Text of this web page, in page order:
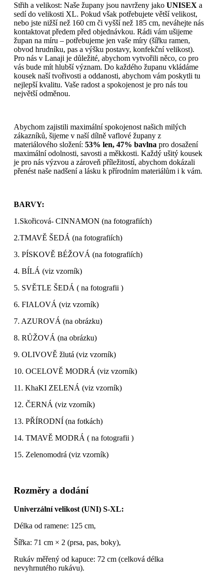
Střih a velikost: Naše župany jsou navrženy jako UNISEX a
sedí do velikosti XL. Pokud však potřebujete větší velikost,
nebo jste nižší než 160 cm či vyšší než 185 cm, neváhejte nás
kontaktovat předem před objednávkou. Rádi vám ušijeme
župan na míru – potřebujeme jen vaše míry (šířku ramen,
obvod hrudníku, pas a výšku postavy, konfekční velikost).
Pro nás v Lanaji je důležité, abychom vytvořili něco, co pro
vás bude mít hlubší význam. Do každého županu vkládáme
kousek naší tvořivosti a oddanosti, abychom vám poskytli tu
nejlepší kvalitu. Vaše radost a spokojenost je pro nás tou
největší odměnou.
Abychom zajistili maximální spokojenost našich milých
zákazníků, šijeme v naší dílně vaflové župany z
materiálového složení: 53% len, 47% bavlna pro dosažení
maximální odolnosti, savosti a měkkosti. Každý ušitý kousek
je pro nás výzvou a zároveň příležitostí, abychom dokázali
přenést naše nadšení a lásku k přírodním materiálům i k vám.
BARVY:
1.Skořicová- CINNAMON (na fotografiích)
2.TMAVĚ ŠEDÁ (na fotografiích)
3. PÍSKOVĚ BÉŽOVÁ (na fotografiích)
4. BÍLÁ (viz vzorník)
5. SVĚTLE ŠEDÁ ( na fotografii )
6. FIALOVÁ (viz vzorník)
7. AZUROVÁ (na obrázku)
8. RŮŽOVÁ (na obrázku)
9. OLIVOVĚ žlutá (viz vzorník)
10. OCELOVĚ MODRÁ (viz vzorník)
11. KhaKI ZELENÁ (viz vzorník)
12. ČERNÁ (viz vzorník)
13. PŘÍRODNÍ (na fotkách)
14. TMAVĚ MODRÁ ( na fotografii )
15. Zelenomodrá (viz vzorník)
Rozměry a dodání
Univerzální velikost (UNI) S-XL:
Délka od ramene: 125 cm,
Šířka: 71 cm × 2 (prsa, pas, boky),
Rukáv měřený od kapuce: 72 cm (celková délka
nevyhrnutého rukávu).